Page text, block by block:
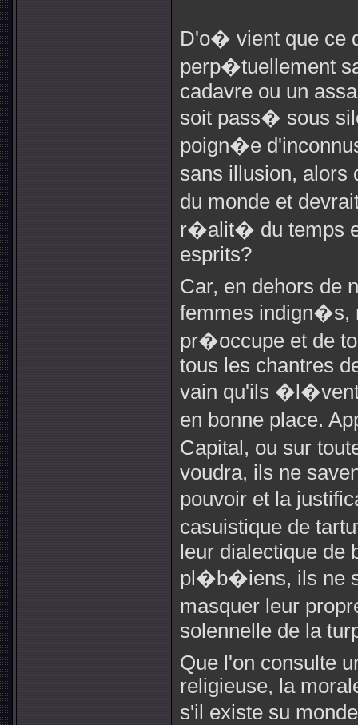
D'o� vient que ce
perp�tuellement
cadavre ou un
soit pass� sous
poign�e
sans illusion,
du monde et
r�alit� du temps
esprits?
Car, en dehors de
femmes indign�s,
pr�occupe et de
tous les chantres
vain qu'ils
en bonne place.
Capital, ou sur
voudra, ils ne
pouvoir et la
casuistique de
leur dialectique de
pl�b�iens, ils ne
masquer leur
solennelle de la
Que l'on consulte
religieuse, la
s'il existe su